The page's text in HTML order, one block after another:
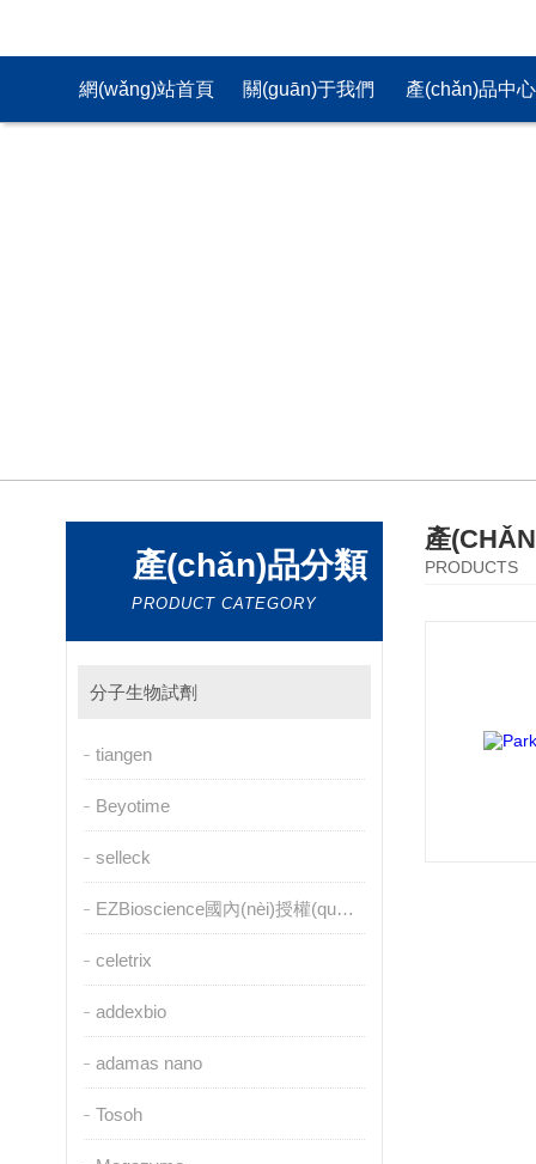
網(wǎng)站首頁 關(guān)于我們 產(chǎn)品中心
產(chǎn)品分類
PRODUCT CATEGORY
分子生物試劑
tiangen
Beyotime
selleck
EZBioscience國內(nèi)授權(quán)代理
celetrix
addexbio
adamas nano
Tosoh
產
PRODUCTS